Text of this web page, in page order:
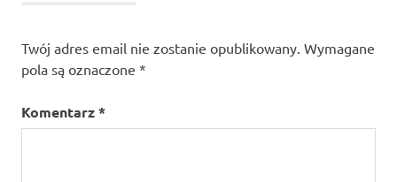
Twój adres email nie zostanie opublikowany. Wymagane
pola są oznaczone *
Komentarz*